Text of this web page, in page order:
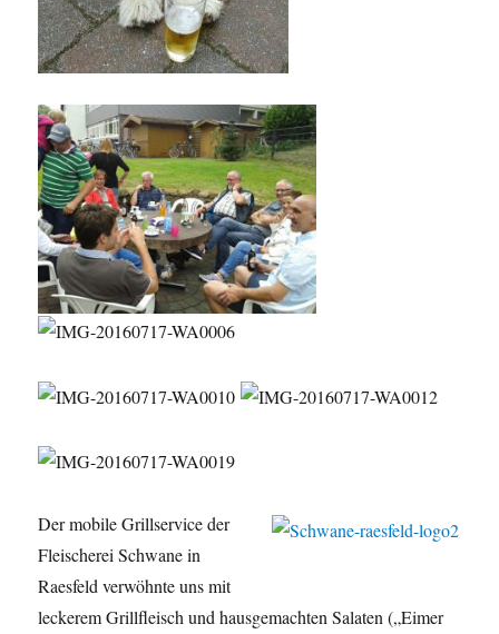
Der mobile Grillservice der
Fleischerei Schwane in
Raesfeld verwöhnte uns mit
leckerem Grillfleisch und hausgemachten Salaten („Eimer